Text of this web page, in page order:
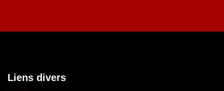
Liens divers